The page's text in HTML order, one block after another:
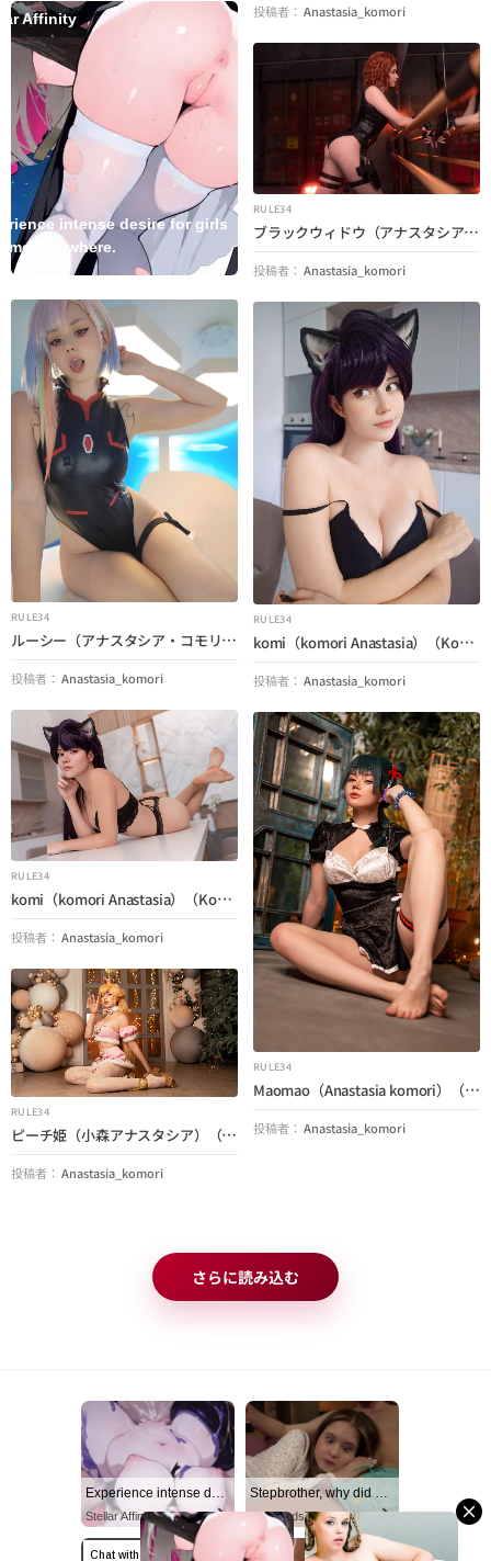
投稿者： Anastasia_komori
intense desire for girls
anywhere.
Affinity
RULE34
ブラックウィドウ（アナスタシアコモリ）（アベンジャーズ）
投稿者： Anastasia_komori
RULE34
ルーシー（アナスタシア・コモリ）（サイバーパンク：エドガンナー）
投稿者： Anastasia_komori
RULE34
komi（komori Anastasia）（Komiは通信できません）
投稿者： Anastasia_komori
RULE34
komi（komori Anastasia）（Komiは通信できません）
投稿者： Anastasia_komori
RULE34
Maomao（Anastasia komori）（アポテカリー日記）
投稿者： Anastasia_komori
RULE34
ピーチ姫（小森アナスタシア）（スーパーマリオ）
投稿者： Anastasia_komori
さらに読み込む
Experience intense desire for girls anytime, anywhere.
Stellar Affinity
Stepbrother, why did you show me your dick? Now I want to fuck you with my wet pussy
RedhandsTube